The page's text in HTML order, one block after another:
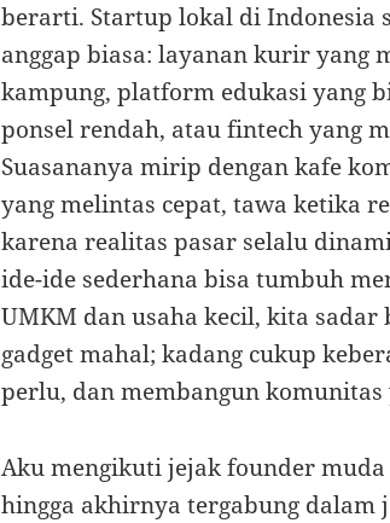
berarti. Startup lokal di Indonesia
anggap biasa: layanan kurir yang
kampung, platform edukasi yang
ponsel rendah, atau fintech yang
Suasananya mirip dengan kafe
yang melintas cepat, tawa ketika
karena realitas pasar selalu
ide-ide sederhana bisa tumbuh
UMKM dan usaha kecil, kita
gadget mahal; kadang cukup
perlu, dan membangun
Aku mengikuti jejak founder
hingga akhirnya tergabung